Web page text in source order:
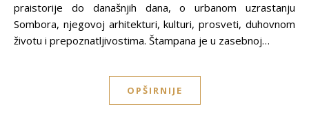
praistorije do današnjih dana, o urbanom uzrastanju
Sombora, njegovoj arhitekturi, kulturi, prosveti, duhovnom
životu i prepoznatljivostima. Štampana je u zasebnoj…
OPŠIRNIJE